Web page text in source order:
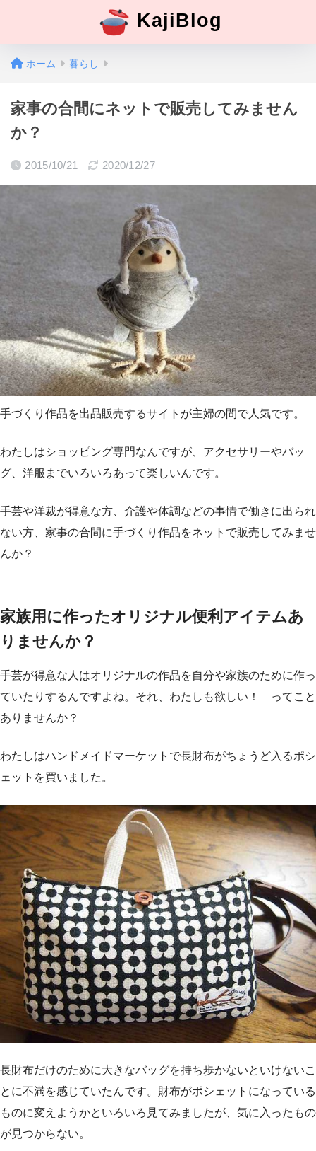
KajiBlog
ホーム 暮らし
家事の合間にネットで販売してみません
か？
2015/10/21 2020/12/27
手づくり作品を出品販売するサイトが主婦の間で人気です。
わたしはショッピング専門なんですが、アクセサリーやバッ
グ、洋服までいろいろあって楽しいんです。
手芸や洋裁が得意な方、介護や体調などの事情で働きに出られ
ない方、家事の合間に手づくり作品をネットで販売してみませ
んか？
家族用に作ったオリジナル便利アイテムあ
りませんか？
手芸が得意な人はオリジナルの作品を自分や家族のために作っ
ていたりするんですよね。それ、わたしも欲しい！ ってこと
ありませんか？
わたしはハンドメイドマーケットで長財布がちょうど入るポシ
ェットを買いました。
長財布だけのために大きなバッグを持ち歩かないといけないこ
とに不満を感じていたんです。財布がポシェットになっている
ものに変えようかといろいろ見てみましたが、気に入ったもの
が見つからない。